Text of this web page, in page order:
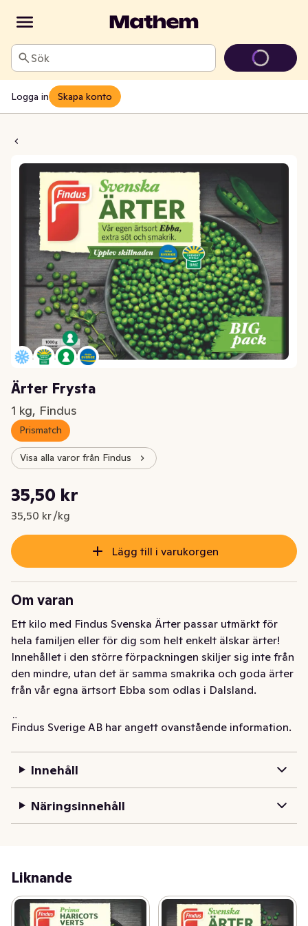
Sök
Logga in Skapa konto
Frysta
Ärter Frysta
1 kg, Findus
Prismatch
Visa alla varor från Findus
Nuvarande pris är: 35,50 kr
35,50 kr
35,50 kr /kg
Styckpris: 35,50 kr /kg
Lägg till i varukorgen
Om varan
Ett kilo med Findus Svenska Ärter passar utmärkt för
hela familjen eller för dig som helt enkelt älskar ärter!
Innehållet i den större förpackningen skiljer sig inte från
den mindre, utan det är samma smakrika och goda ärter
från vår egna ärtsort Ebba som odlas i Dalsland.
Ärterna fryses ned kort efter att de skördats, och gör
näringsvärde. Ärterna ger dig en smakupplevelse året
om, och går att använda till både middagen och
frukosten.
Findus har lång erfarenhet av odling och ser alltid till att
viktiga som klimatet och miljön! Åkrar, plantor och tid för
en riklig skörd med ärter av bästa smak och kvalitet.
Findus Sverige AB har angett ovanstående information.
Innehåll
Näringsinnehåll
Liknande